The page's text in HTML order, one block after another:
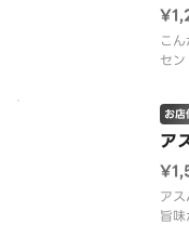
こ
セ
ア
お
ア
旨